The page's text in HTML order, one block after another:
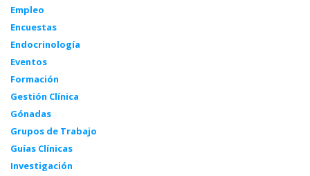
Empleo
Encuestas
Endocrinología
Eventos
Formación
Gestión Clínica
Gónadas
Grupos de Trabajo
Guías Clínicas
Investigación